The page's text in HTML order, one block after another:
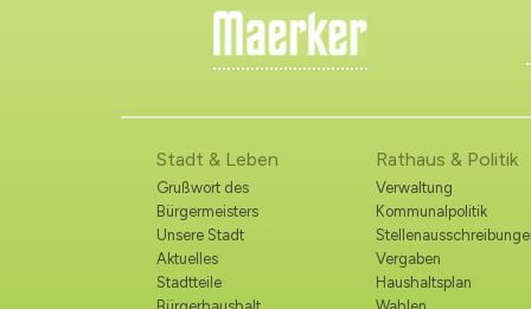
Stadt & Leben
Grußwort des
Bürgermeisters
Unsere Stadt
Aktuelles
Stadtteile
Rathaus & Politik
Verwaltung
Kommunalpolitik
Vergaben
Haushaltsplan